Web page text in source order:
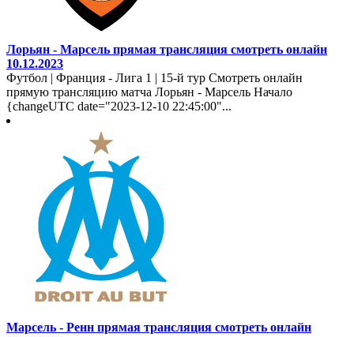
Лорьян - Марсель прямая трансляция смотреть онлайн
10.12.2023
Футбол | Франция - Лига 1 | 15-й тур Смотреть онлайн
прямую трансляцию матча Лорьян - Марсель Начало
{changeUTC date="2023-12-10 22:45:00"...
Марсель - Ренн прямая трансляция смотреть онлайн